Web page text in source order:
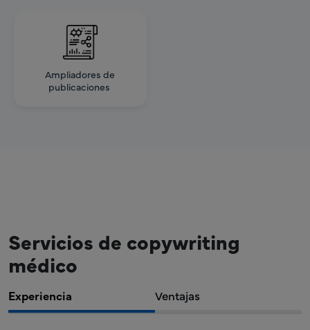
Ampliadores de
publicaciones
Servicios de copywriting
médico
Experiencia Ventajas